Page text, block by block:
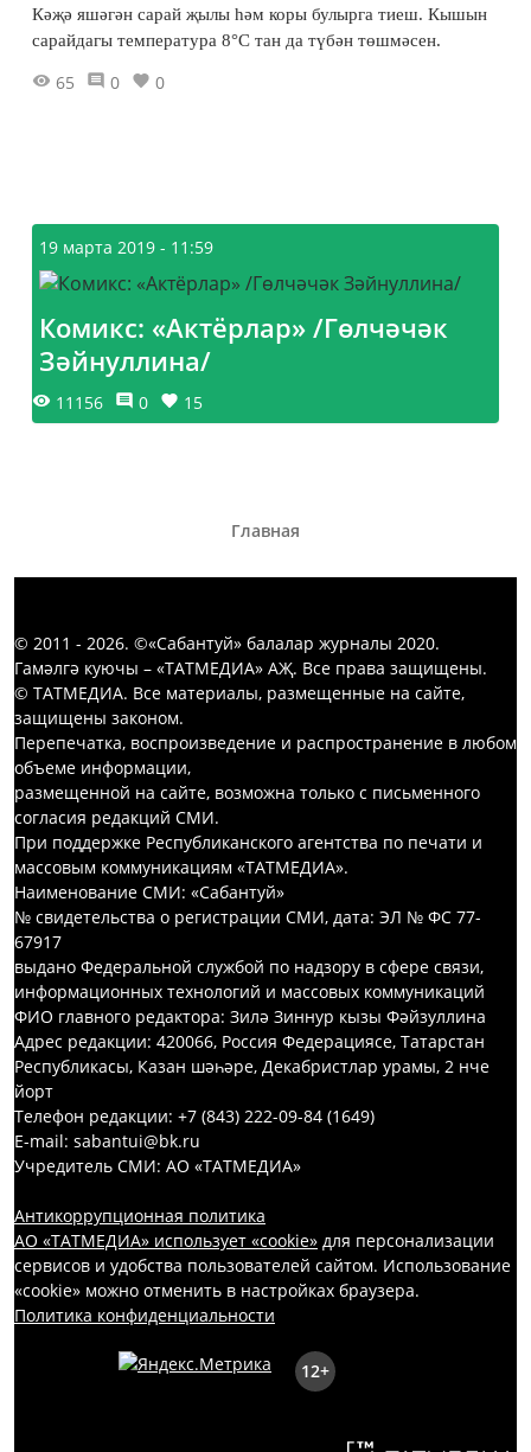
Кәҗә яшәгән сарай җылы һәм коры булырга тиеш. Кышын
сарайдагы температура 8°С тан да түбән төшмәсен.
65 0 0
19 марта 2019 - 11:59
Комикс: «Актёрлар» /Гөлчәчәк
Зәйнуллина/
11156 0 15
Главная
© 2011 - 2026. ©«Сабантуй» балалар журналы 2020.
Гамәлгә куючы – «ТАТМЕДИА» АҖ. Все права защищены.
© ТАТМЕДИА. Все материалы, размещенные на сайте,
защищены законом.
Перепечатка, воспроизведение и распространение в любом
объеме информации,
размещенной на сайте, возможна только с письменного
согласия редакций СМИ.
При поддержке Республиканского агентства по печати и
массовым коммуникациям «ТАТМЕДИА».
Наименование СМИ: «Сабантуй»
№ свидетельства о регистрации СМИ, дата: ЭЛ № ФС 77-
67917
выдано Федеральной службой по надзору в сфере связи,
информационных технологий и массовых коммуникаций
ФИО главного редактора: Зилә Зиннур кызы Фәйзуллина
Адрес редакции: 420066, Россия Федерациясе, Татарстан
Республикасы, Казан шәһәре, Декабристлар урамы, 2 нче
йорт
Телефон редакции: +7 (843) 222-09-84 (1649)
E-mail: sabantui@bk.ru
Учредитель СМИ: АО «ТАТМЕДИА»
Антикоррупционная политика
АО «ТАТМЕДИА» использует «cookie» для персонализации
сервисов и удобства пользователей сайтом. Использование
«cookie» можно отменить в настройках браузера.
Политика конфиденциальности
12+